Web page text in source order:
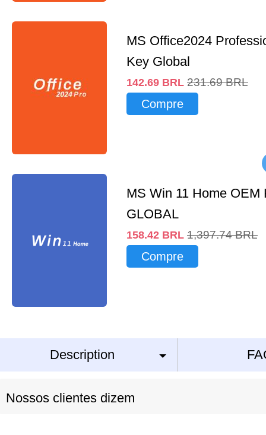
MS Office2024
Key Global
142.69 BRL 231.69 BRL
Compre
MS Win 11 Home OEM
GLOBAL
158.42 BRL 1,397.74 BRL
Compre
Description
Nossos clientes dizem